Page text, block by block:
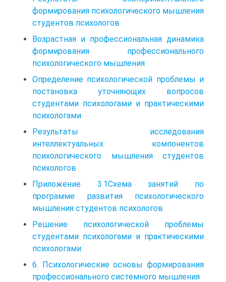
формирования психологического мышления
студентов психологов
Возрастная и профессиональная динамика
формирования профессионального
психологического мышления
Определение психологической проблемы и
постановка уточняющих вопросов
студентами психологами и практическими
психологами
Результаты исследования
интеллектуальных компонентов
психологического мышления студентов
психологов
Приложение 3.1Схема занятий по
программе развития психологического
мышления студентов психологов
Решение психологической проблемы
студентами психологами и практическими
психологами
6. Психологические основы формирования
профессионального системного мышления